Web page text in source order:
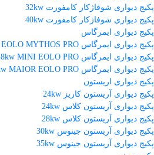
پکیج دیواری شوفاژکار کامفورت 32kw
پکیج دیواری شوفاژکار کامفورت 40kw
پکیج دیواری ایمرگاس
پکیج دیواری ایمرگاس 24kw EOLO MYTHOS PRO
پکیج دیواری ایمرگاس 28kw MINI EOLO PRO
پکیج دیواری ایمرگاس 32kw MAIOR EOLO PRO
پکیج دیواری اریستون
پکیج دیواری آریستون کاریز 24kw
پکیج دیواری آریستون کلاس 24kw
پکیج دیواری آریستون کلاس 28kw
پکیج دیواری آریستون جینوس 30kw
پکیج دیواری آریستون جینوس 35kw